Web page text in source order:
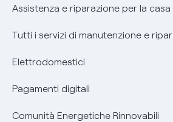
Assistenza e riparazione per la casa
Tutti i servizi di manutenzione e
Elettrodomestici
Pagamenti digitali
Comunità Energetiche Rinnovabili